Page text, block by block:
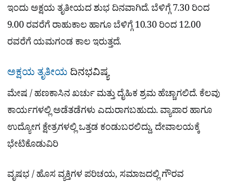
ಇಂದು ಅಕ್ಷಯ ತೃತೀಯದ ಶುಭ ದಿನವಾಗಿದೆ. ಬೆಳಿಗ್ಗೆ 7.30 ರಿಂದ
9.00 ರವರೆಗೆ ರಾಹುಕಾಲ ಹಾಗೂ ಬೆಳಿಗ್ಗೆ 10.30 ರಿಂದ 12.00
ರವರೆಗೆ ಯಮಗಂಡ ಕಾಲ ಇರುತ್ತದೆ.
ಅಕ್ಷಯ ತೃತೀಯ ದಿನಭವಿಷ್ಯ
ಮೇಷ / ಹಣಕಾಸಿನ ಖರ್ಚು ಮತ್ತು ದೈಹಿಕ ಶ್ರಮ ಹೆಚ್ಚಾಗಲಿದೆ. ಕೆಲವು
ಕಾರ್ಯಗಳಲ್ಲಿ ಅಡೆತಡೆಗಳು ಎದುರಾಗಬಹುದು. ವ್ಯಾಪಾರ ಹಾಗೂ
ಉದ್ಯೋಗ ಕ್ಷೇತ್ರಗಳಲ್ಲಿ ಒತ್ತಡ ಕಂಡುಬರಲಿದ್ದು, ದೇವಾಲಯಕ್ಕೆ
ಭೇಟಿಕೊಡುವಿರಿ
ವೃಷಭ / ಹೊಸ ವ್ಯಕ್ತಿಗಳ ಪರಿಚಯ, ಸಮಾಜದಲ್ಲಿ ಗೌರವ